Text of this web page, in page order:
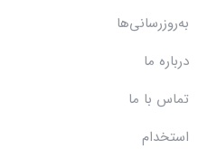
به‌روزرسانی‌ها
درباره ما
تماس با ما
استخدام